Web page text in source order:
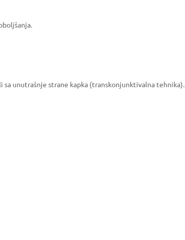
unutrašnje strane kapka (transkonjunktivalna tehnika).